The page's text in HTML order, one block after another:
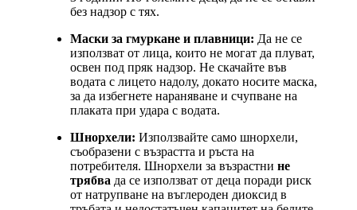
без надзор с тях.
Маски за гмуркане и плавници: Да не се
използват от лица, които не могат да плуват,
освен под пряк надзор. Не скачайте във
водата с лицето надолу, докато носите маска,
за да избегнете нараняване и счупване на
плаката при удара с водата.
Шнорхели: Използвайте само шнорхели,
съобразени с възрастта и ръста на
потребителя. Шнорхели за възрастни не
трябва да се използват от деца поради риск
от натрупване на въглероден диоксид в